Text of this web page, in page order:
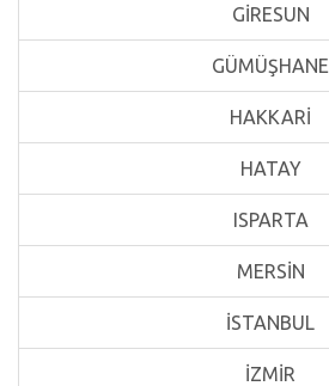
GİRESUN
GÜMÜŞHANE
HAKKARİ
HATAY
ISPARTA
MERSİN
İSTANBUL
İZMİR